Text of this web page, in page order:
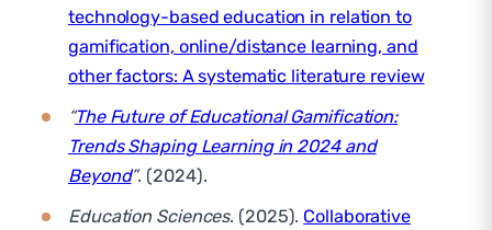
technology-based education in relation to
gamification, online/distance learning, and
other factors: A systematic literature review
“The Future of Educational Gamification:
Trends Shaping Learning in 2024 and
Beyond”. (2024).
Education Sciences. (2025). Collaborative